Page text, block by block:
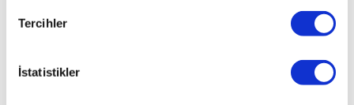
Tercihler
İstatistikler
SERI GS LINE
(90)